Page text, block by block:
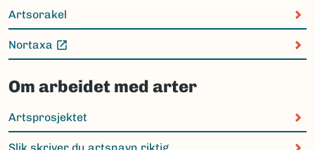
Artsorakel
Nortaxa
(Ekstern lenke)
Om arbeidet med arter
Artsprosjektet